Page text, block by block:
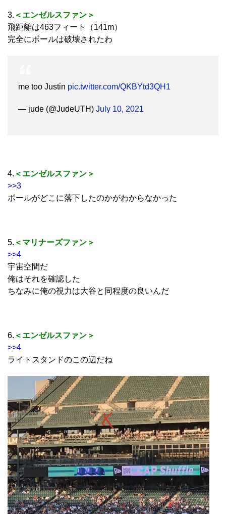
3. ＜エンゼルスファン＞
飛距離は463フィート（141m）
完全にボールは破壊されたわ
me too Justin pic.twitter.com/QKBYtd3QH1
— jude (@JudeUTH) July 10, 2021
4. ＜エンゼルスファン＞
>>3
ボールがどこに落下したのかがわからなかった
5. ＜マリナーズファン＞
>>4
宇宙空間だ
俺はそれを確認した
ちなみに俺の視力は大谷と同程度の良いんだ
6. ＜エンゼルスファン＞
>>4
ライトスタンドのこの辺だね